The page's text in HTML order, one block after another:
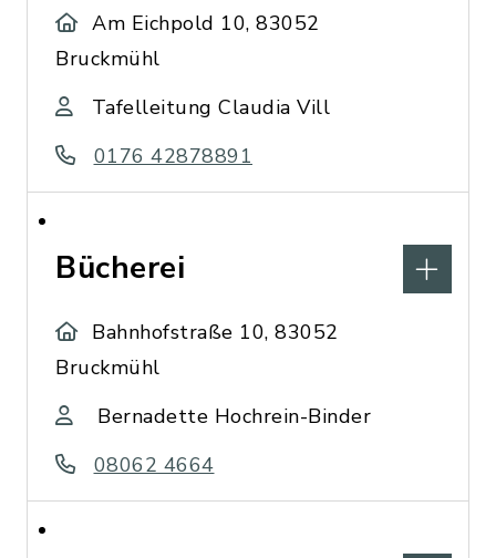
Am Eichpold 10, 83052
Bruckmühl
Tafelleitung Claudia Vill
0176 42878891
Bücherei
Bahnhofstraße 10, 83052
Bruckmühl
Bernadette Hochrein-Binder
08062 4664